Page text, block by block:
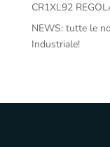
CR1XL92
NEWS: tutte le
Industriale!